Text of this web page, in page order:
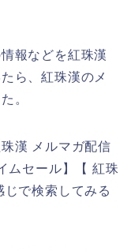
報などを紅珠漢
ら、紅珠漢のメ
。
漢 メルマガ配信
ムセール】【 紅珠
で検索してみる